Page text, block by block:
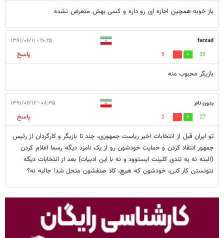
باز خوبه همچین اجازه ای رو داره و کسی بهش متعرض نشده
farzad ۲۰:۲۵ - ۱۳۹۱/۰۶/۱۱
35
5
پاسخ
بازیگر محبوب منه
بدون نام ۰۸:۳۵ - ۱۳۹۱/۰۶/۱۲
27
2
پاسخ
تو ایران قبل از انتخابات اخیر ریاست جمهوری، چند تا بازیگر و کارگردان از رئیس
جمهور انتقاد کردن و حمایت خودشون رو از یک نامزد دیگه رسما اعلام کردن
(البته نه به تندی کلینت ایستوود و نه با این ادبیات) بعد از انتخابات دیگه
نتونستن کار کنن، خودشون که هیچ، کلا صنفشون منحل شد! جالبه نه؟